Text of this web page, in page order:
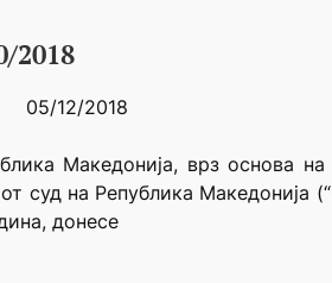
2018
05/12/2018
Македонија, врз основа
суд на Република Македонија
донесе